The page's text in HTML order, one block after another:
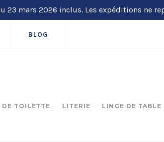
23 mars 2026 inclus. Les expéditions ne
BLOG
DE TOILETTE LITERIE LINGE DE TABLE